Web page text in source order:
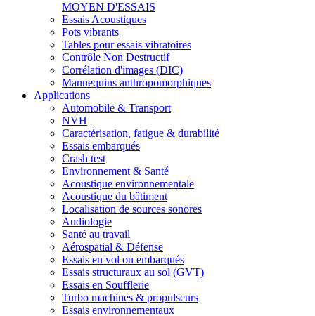
MOYEN D'ESSAIS
Essais Acoustiques
Pots vibrants
Tables pour essais vibratoires
Contrôle Non Destructif
Corrélation d'images (DIC)
Mannequins anthropomorphiques
Applications
Automobile & Transport
NVH
Caractérisation, fatigue & durabilité
Essais embarqués
Crash test
Environnement & Santé
Acoustique environnementale
Acoustique du bâtiment
Localisation de sources sonores
Audiologie
Santé au travail
Aérospatial & Défense
Essais en vol ou embarqués
Essais structuraux au sol (GVT)
Essais en Soufflerie
Turbo machines & propulseurs
Essais environnementaux